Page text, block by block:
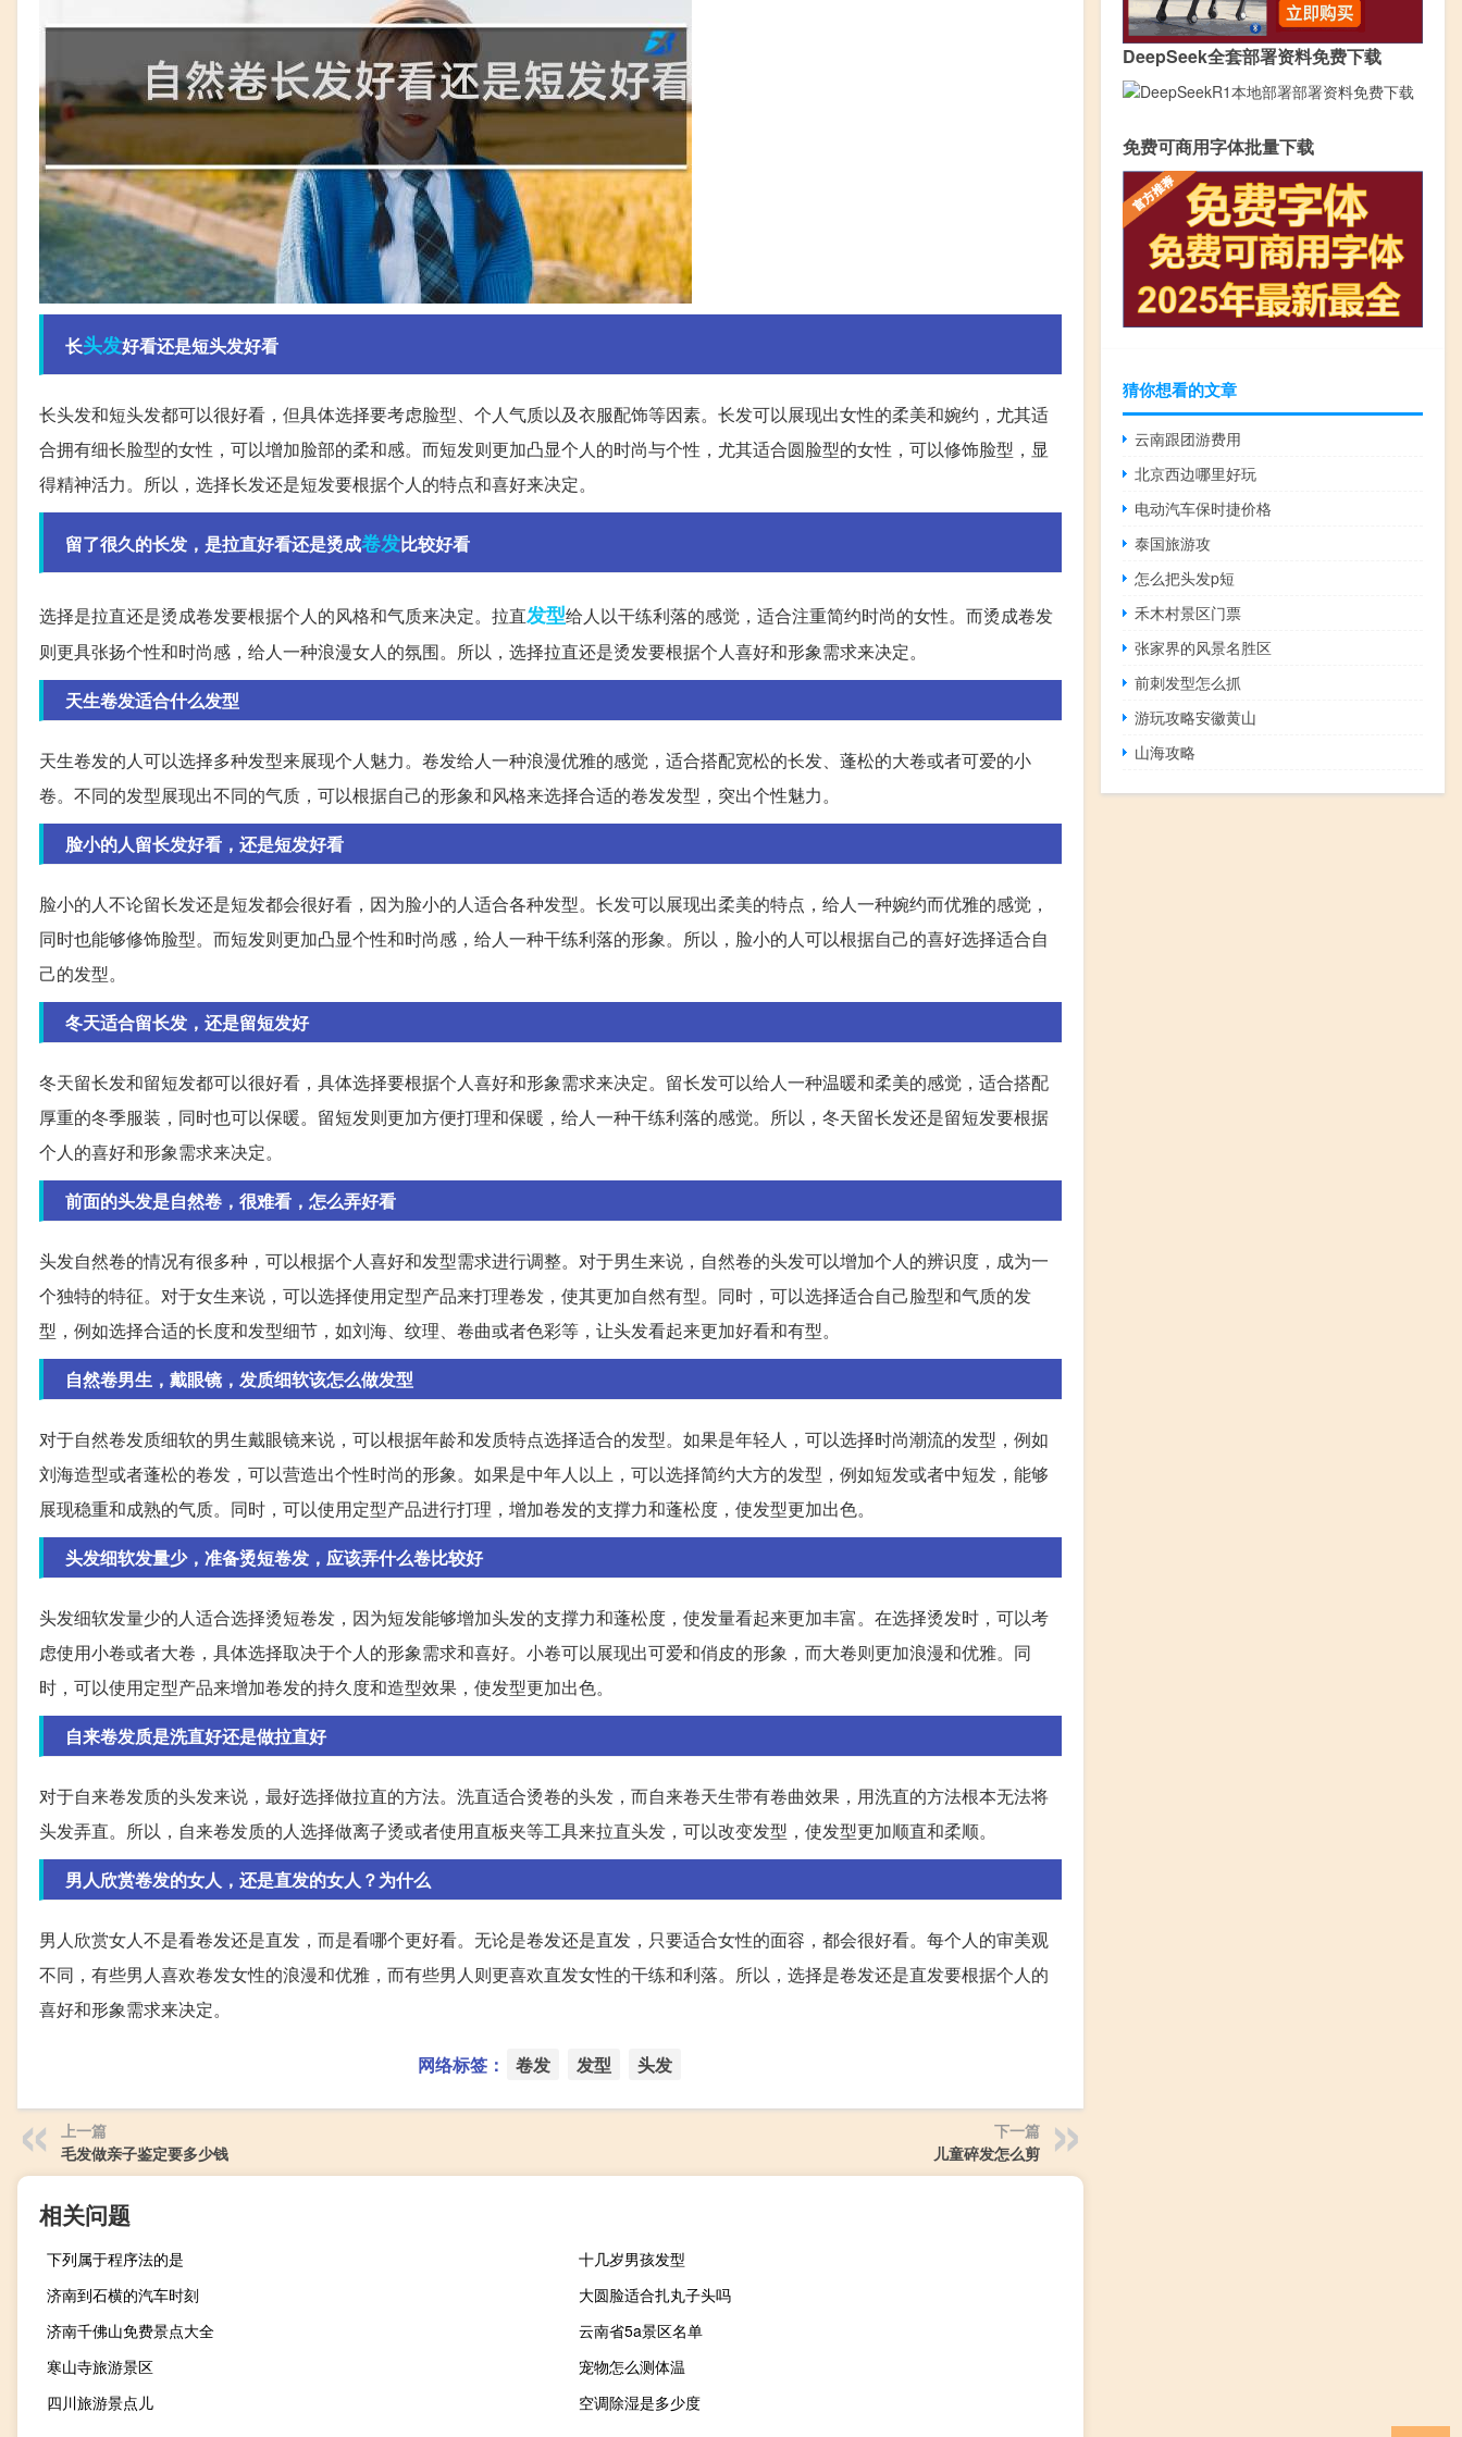
长头发好看还是短头发好看
长头发和短头发都可以很好看，但具体选择要考虑脸型、个人气质以及衣服配饰等因素。长发可以展现出女性的柔美和婉约，尤其适
合拥有细长脸型的女性，可以增加脸部的柔和感。而短发则更加凸显个人的时尚与个性，尤其适合圆脸型的女性，可以修饰脸型，显
得精神活力。所以，选择长发还是短发要根据个人的特点和喜好来决定。
留了很久的长发，是拉直好看还是烫成卷发比较好看
选择是拉直还是烫成卷发要根据个人的风格和气质来决定。拉直发型给人以干练利落的感觉，适合注重简约时尚的女性。而烫成卷发
则更具张扬个性和时尚感，给人一种浪漫女人的氛围。所以，选择拉直还是烫发要根据个人喜好和形象需求来决定。
天生卷发适合什么发型
天生卷发的人可以选择多种发型来展现个人魅力。卷发给人一种浪漫优雅的感觉，适合搭配宽松的长发、蓬松的大卷或者可爱的小
卷。不同的发型展现出不同的气质，可以根据自己的形象和风格来选择合适的卷发发型，突出个性魅力。
脸小的人留长发好看，还是短发好看
脸小的人不论留长发还是短发都会很好看，因为脸小的人适合各种发型。长发可以展现出柔美的特点，给人一种婉约而优雅的感觉，
同时也能够修饰脸型。而短发则更加凸显个性和时尚感，给人一种干练利落的形象。所以，脸小的人可以根据自己的喜好选择适合自
己的发型。
冬天适合留长发，还是留短发好
冬天留长发和留短发都可以很好看，具体选择要根据个人喜好和形象需求来决定。留长发可以给人一种温暖和柔美的感觉，适合搭配
厚重的冬季服装，同时也可以保暖。留短发则更加方便打理和保暖，给人一种干练利落的感觉。所以，冬天留长发还是留短发要根据
个人的喜好和形象需求来决定。
前面的头发是自然卷，很难看，怎么弄好看
头发自然卷的情况有很多种，可以根据个人喜好和发型需求进行调整。对于男生来说，自然卷的头发可以增加个人的辨识度，成为一
个独特的特征。对于女生来说，可以选择使用定型产品来打理卷发，使其更加自然有型。同时，可以选择适合自己脸型和气质的发
型，例如选择合适的长度和发型细节，如刘海、纹理、卷曲或者色彩等，让头发看起来更加好看和有型。
自然卷男生，戴眼镜，发质细软该怎么做发型
对于自然卷发质细软的男生戴眼镜来说，可以根据年龄和发质特点选择适合的发型。如果是年轻人，可以选择时尚潮流的发型，例如
刘海造型或者蓬松的卷发，可以营造出个性时尚的形象。如果是中年人以上，可以选择简约大方的发型，例如短发或者中短发，能够
展现稳重和成熟的气质。同时，可以使用定型产品进行打理，增加卷发的支撑力和蓬松度，使发型更加出色。
头发细软发量少，准备烫短卷发，应该弄什么卷比较好
头发细软发量少的人适合选择烫短卷发，因为短发能够增加头发的支撑力和蓬松度，使发量看起来更加丰富。在选择烫发时，可以考
虑使用小卷或者大卷，具体选择取决于个人的形象需求和喜好。小卷可以展现出可爱和俏皮的形象，而大卷则更加浪漫和优雅。同
时，可以使用定型产品来增加卷发的持久度和造型效果，使发型更加出色。
自来卷发质是洗直好还是做拉直好
对于自来卷发质的头发来说，最好选择做拉直的方法。洗直适合烫卷的头发，而自来卷天生带有卷曲效果，用洗直的方法根本无法将
头发弄直。所以，自来卷发质的人选择做离子烫或者使用直板夹等工具来拉直头发，可以改变发型，使发型更加顺直和柔顺。
男人欣赏卷发的女人，还是直发的女人？为什么
男人欣赏女人不是看卷发还是直发，而是看哪个更好看。无论是卷发还是直发，只要适合女性的面容，都会很好看。每个人的审美观
不同，有些男人喜欢卷发女性的浪漫和优雅，而有些男人则更喜欢直发女性的干练和利落。所以，选择是卷发还是直发要根据个人的
喜好和形象需求来决定。
网络标签： 卷发 发型 头发
上一篇
毛发做亲子鉴定要多少钱
下一篇
儿童碎发怎么剪
相关问题
下列属于程序法的是
十几岁男孩发型
济南到石横的汽车时刻
大圆脸适合扎丸子头吗
济南千佛山免费景点大全
云南省5a景区名单
寒山寺旅游景区
宠物怎么测体温
四川旅游景点儿
空调除湿是多少度
DeepSeek全套部署资料免费下载
免费可商用字体批量下载
猜你想看的文章
云南跟团游费用
北京西边哪里好玩
电动汽车保时捷价格
泰国旅游攻
怎么把头发p短
禾木村景区门票
张家界的风景名胜区
前刺发型怎么抓
游玩攻略安徽黄山
山海攻略